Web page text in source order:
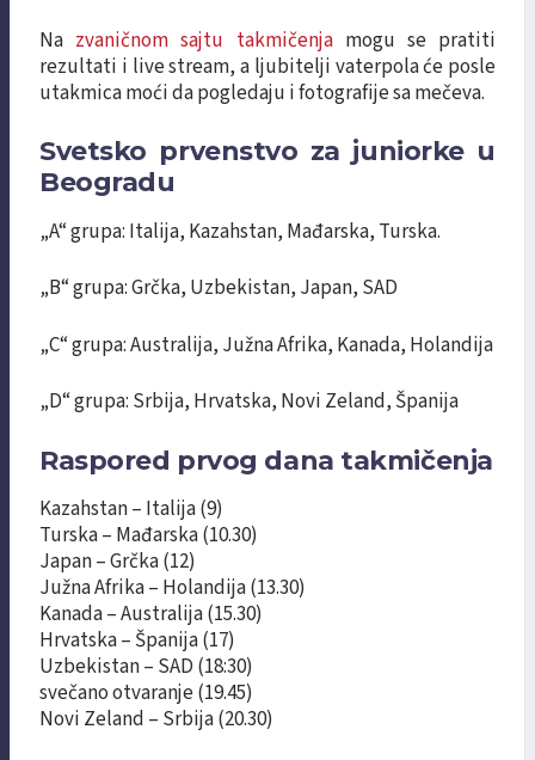
Na zvaničnom sajtu takmičenjamogu se pratiti
rezultati i live stream, a ljubitelji vaterpola će posle
utakmica moći da pogledaju i fotografije sa mečeva.
Svetsko prvenstvo za juniorke u
Beogradu
„A“ grupa: Italija, Kazahstan, Mađarska, Turska.
„B“ grupa: Grčka, Uzbekistan, Japan, SAD
„C“ grupa: Australija, Južna Afrika, Kanada, Holandija
„D“ grupa: Srbija, Hrvatska, Novi Zeland, Španija
Raspored prvog dana takmičenja
Kazahstan – Italija (9)
Turska – Mađarska (10.30)
Japan – Grčka (12)
Južna Afrika – Holandija (13.30)
Kanada – Australija (15.30)
Hrvatska – Španija (17)
Uzbekistan – SAD (18:30)
svečano otvaranje (19.45)
Novi Zeland – Srbija (20.30)